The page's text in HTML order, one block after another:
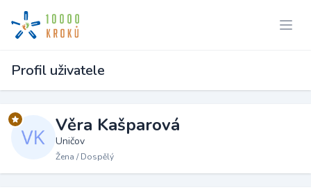
Profil uživatele
Věra Kašparová
Uničov
Žena / Dospělý